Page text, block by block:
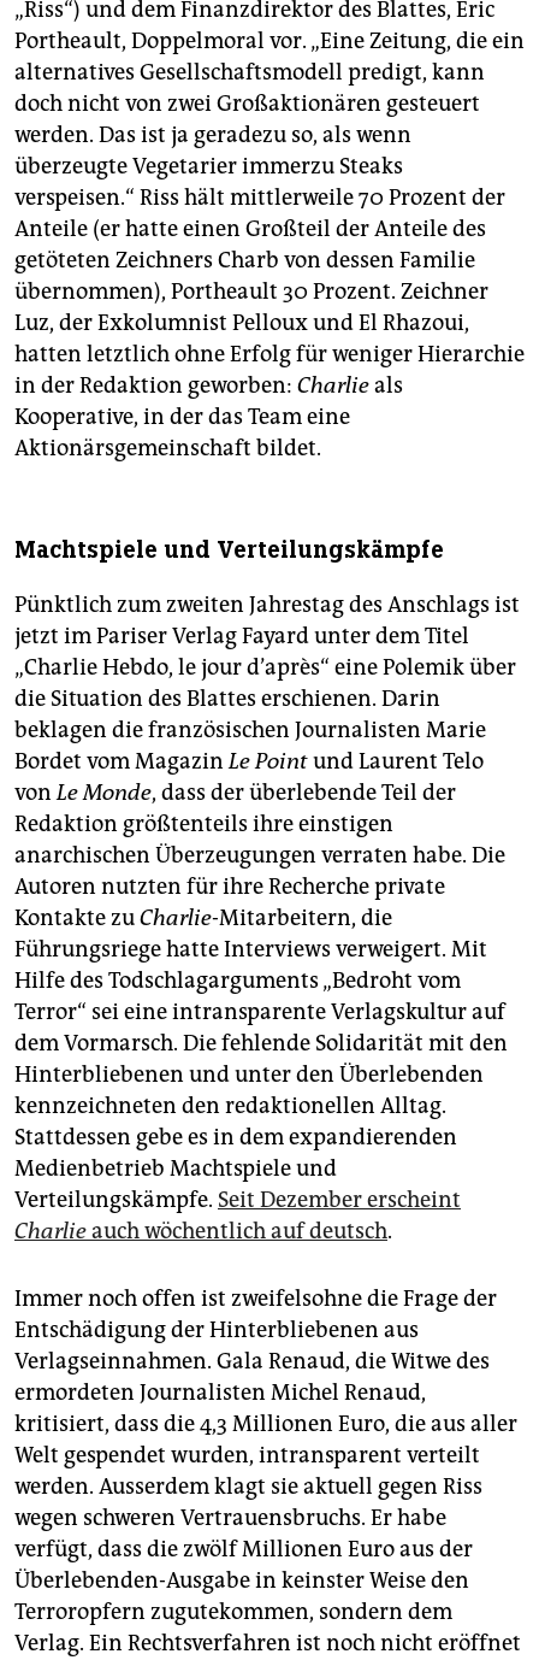
„Riss“) und dem Finanzdirektor des Blattes, Eric
Portheault, Doppelmoral vor. „Eine Zeitung, die ein
alternatives Gesellschaftsmodell predigt, kann
doch nicht von zwei Großaktionären gesteuert
werden. Das ist ja geradezu so, als wenn
überzeugte Vegetarier immerzu Steaks
verspeisen.“ Riss hält mittlerweile 70 Prozent der
Anteile (er hatte einen Großteil der Anteile des
getöteten Zeichners Charb von dessen Familie
übernommen), Portheault 30 Prozent. Zeichner
Luz, der Exkolumnist Pelloux und El Rhazoui,
hatten letztlich ohne Erfolg für weniger Hierarchie
in der Redaktion geworben: Charlieals
Kooperative, in der das Team eine
Aktionärsgemeinschaft bildet.
Machtspiele und Verteilungskämpfe
Pünktlich zum zweiten Jahrestag des Anschlags ist
jetzt im Pariser Verlag Fayard unter dem Titel
„Charlie Hebdo, le jour d’après“ eine Polemik über
die Situation des Blattes erschienen. Darin
beklagen die französischen Journalisten Marie
Bordet vom MagazinLe Pointund Laurent Telo
vonLe Monde, dass der überlebende Teil der
Redaktion größtenteils ihre einstigen
anarchischen Überzeugungen verraten habe. Die
Autoren nutzten für ihre Recherche private
Kontakte zuCharlie-Mitarbeitern, die
Führungsriege hatte Interviews verweigert. Mit
Hilfe des Todschlagarguments „Bedroht vom
Terror“ sei eine intransparente Verlagskultur auf
dem Vormarsch. Die fehlende Solidarität mit den
Hinterbliebenen und unter den Überlebenden
kennzeichneten den redaktionellen Alltag.
Stattdessen gebe es in dem expandierenden
Medienbetrieb Machtspiele und
Verteilungskämpfe. Seit Dezember erscheint
Charlieauch wöchentlich auf deutsch.
Immer noch offen ist zweifelsohne die Frage der
Entschädigung der Hinterbliebenen aus
Verlagseinnahmen. Gala Renaud, die Witwe des
ermordeten Journalisten Michel Renaud,
kritisiert, dass die 4,3 Millionen Euro, die aus aller
Welt gespendet wurden, intransparent verteilt
werden. Ausserdem klagt sie aktuell gegen Riss
wegen schweren Vertrauensbruchs. Er habe
verfügt, dass die zwölf Millionen Euro aus der
Überlebenden-Ausgabe in keinster Weise den
Terroropfern zugutekommen, sondern dem
Verlag. Ein Rechtsverfahren ist noch nicht eröffnet